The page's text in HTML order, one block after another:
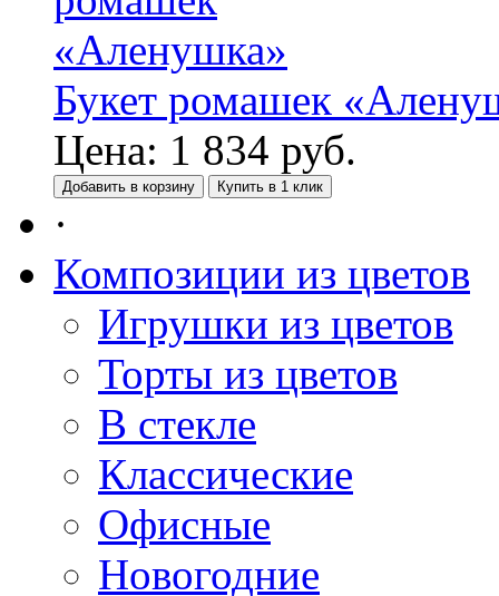
Букет ромашек
Цена: 1 834 руб.
Добавить в корзину Купить в 1 клик
·
Композиции из цветов
Игрушки из цветов
Торты из цветов
В стекле
Классические
Офисные
Новогодние